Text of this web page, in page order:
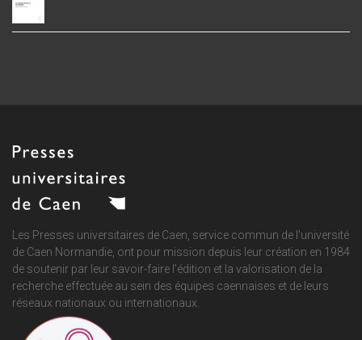
Les Presses universitaires de Caen, service commun de l'université
de Caen Normandie, ont pour mission depuis leur création en 1984
de soutenir par leur savoir-faire l'édition et la valorisation de la
recherche effectuée au sein des équipes caennaises et de leurs
réseaux nationaux ou internationaux.